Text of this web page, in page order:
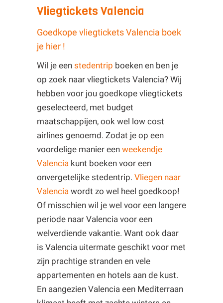
Vliegtickets Valencia
Goedkope vliegtickets Valencia boek
je hier !
Wil je een stedentrip boeken en ben je
op zoek naar vliegtickets Valencia? Wij
hebben voor jou goedkope vliegtickets
geselecteerd, met budget
maatschappijen, ook wel low cost
airlines genoemd. Zodat je op een
voordelige manier een weekendje
Valencia kunt boeken voor een
onvergetelijke stedentrip. Vliegen naar
Valencia wordt zo wel heel goedkoop!
Of misschien wil je wel voor een langere
periode naar Valencia voor een
welverdiende vakantie. Want ook daar
is Valencia uitermate geschikt voor met
zijn prachtige stranden en vele
appartementen en hotels aan de kust.
En aangezien Valencia een Mediterraan